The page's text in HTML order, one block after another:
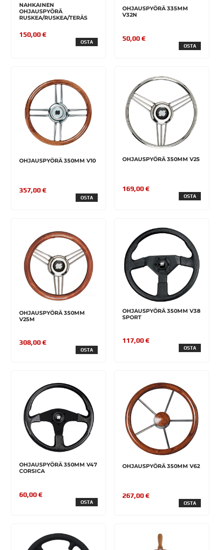
NAHKAINEN
OHJAUSPYÖRÄ
RUSKEA/RUSKEA/TERÄS
150,00 €
OSTA
OHJAUSPYÖRÄ 335MM
V32N
50,00 €
OSTA
OHJAUSPYÖRÄ 350MM V10
357,00 €
OSTA
OHJAUSPYÖRÄ 350MM V25
169,00 €
OSTA
OHJAUSPYÖRÄ 350MM
V25M
308,00 €
OSTA
OHJAUSPYÖRÄ 350MM V38
SPORT
117,00 €
OSTA
OHJAUSPYÖRÄ 350MM V47
CORSICA
60,00 €
OSTA
OHJAUSPYÖRÄ 350MM V62
267,00 €
OSTA